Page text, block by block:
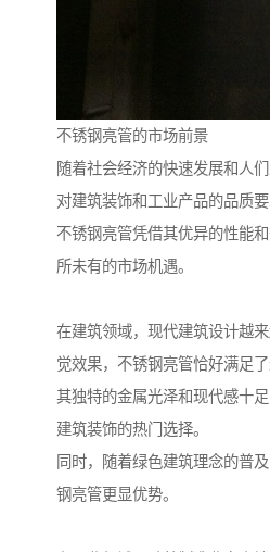
不锈钢亮管的市场前景
随着社会经济的快速发展和人
对建筑装饰和工业产品的品质要
不锈钢亮管凭借其优异的性能
所未有的市场机遇。
在建筑领域，现代建筑设计越
觉效果，不锈钢亮管恰好满足了
其独特的金属光泽和现代感十
建筑装饰的热门选择。
同时，随着绿色建筑理念的普
钢亮管更显优势。